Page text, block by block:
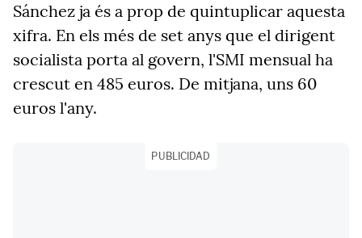
Sánchez ja és a prop de quintuplicar aquesta
xifra. En els més de set anys que el dirigent
socialista porta al govern, l'SMI mensual ha
crescut en 485 euros. De mitjana, uns 60
euros l'any.
PUBLICIDAD